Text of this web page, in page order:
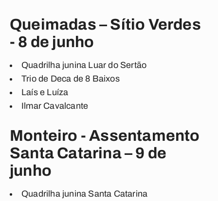
Queimadas – Sítio Verdes
- 8 de junho
Quadrilha junina Luar do Sertão
Trio de Deca de 8 Baixos
Laís e Luíza
Ilmar Cavalcante
Monteiro - Assentamento
Santa Catarina – 9 de
junho
Quadrilha junina Santa Catarina